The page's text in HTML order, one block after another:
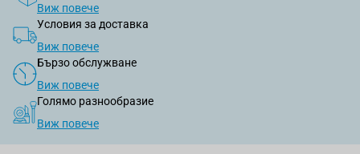
Виж повече
Условия за доставка
Виж повече
Бързо обслужване
Виж повече
Голямо разнообразие
Виж повече